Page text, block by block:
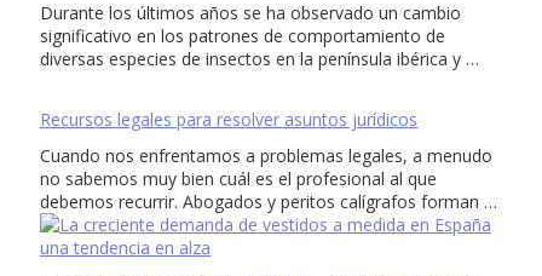
Durante los últimos años se ha observado un cambio
significativo en los patrones de comportamiento de
diversas especies de insectos en la península ibérica y …
Recursos legales para resolver asuntos jurídicos
Cuando nos enfrentamos a problemas legales, a menudo
no sabemos muy bien cuál es el profesional al que
debemos recurrir. Abogados y peritos calígrafos forman …